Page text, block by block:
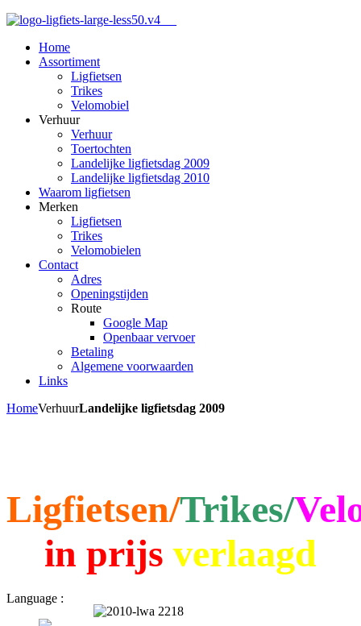
Home
Assortiment
Ligfietsen
Trikes
Velomobiel
Verhuur
Verhuur
Toertochten
Landelijke ligfietsdag 2009
Landelijke ligfietsdag 2010
Waarom ligfietsen
Merken
Ligfietsen
Trikes
Velomobielen
Contact
Adres
Openingstijden
Route
Google Map
Openbaar vervoer
Betaling
Algemene voorwaarden
Links
HomeVerhuurLandelijke ligfietsdag 2009
Ligfietsen/Trikes/
in prijs verlaagd
Language :